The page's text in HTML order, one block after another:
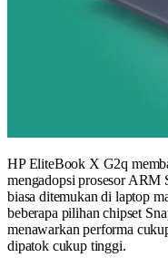
HP EliteBook X G2q
mengadopsi prosesor ARM
biasa ditemukan di laptop
beberapa pilihan chipset
menawarkan performa
dipatok cukup tinggi.